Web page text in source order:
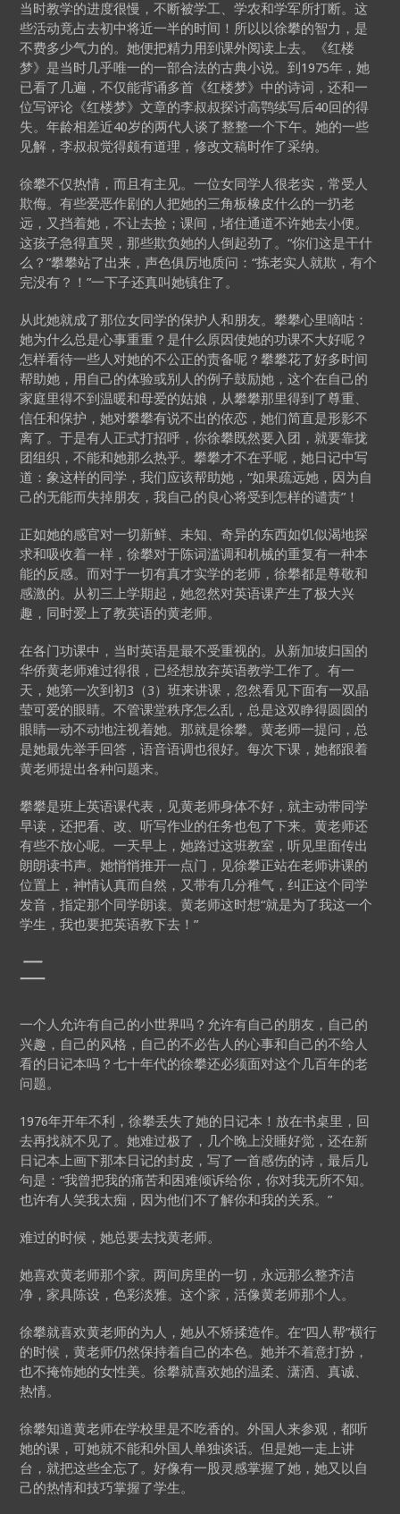
当时教学的进度很慢，不断被学工、学农和学军所打断。这
些活动竟占去初中将近一半的时间！所以以徐攀的智力，是
不费多少气力的。她便把精力用到课外阅读上去。《红楼
梦》是当时几乎唯一的一部合法的古典小说。到1975年，她
已看了几遍，不仅能背诵多首《红楼梦》中的诗词，还和一
位写评论《红楼梦》文章的李叔叔探讨高鹗续写后40回的得
失。年龄相差近40岁的两代人谈了整整一个下午。她的一些
见解，李叔叔觉得颇有道理，修改文稿时作了采纳。
徐攀不仅热情，而且有主见。一位女同学人很老实，常受人
欺侮。有些爱恶作剧的人把她的三角板橡皮什么的一扔老
远，又挡着她，不让去捡；课间，堵住通道不许她去小便。
这孩子急得直哭，那些欺负她的人倒起劲了。“你们这是干什
么？”攀攀站了出来，声色俱厉地质问：“拣老实人就欺，有个
完没有？！”一下子还真叫她镇住了。
从此她就成了那位女同学的保护人和朋友。攀攀心里嘀咕：
她为什么总是心事重重？是什么原因使她的功课不大好呢？
怎样看待一些人对她的不公正的责备呢？攀攀花了好多时间
帮助她，用自己的体验或别人的例子鼓励她，这个在自己的
家庭里得不到温暖和母爱的姑娘，从攀攀那里得到了尊重、
信任和保护，她对攀攀有说不出的依恋，她们简直是形影不
离了。于是有人正式打招呼，你徐攀既然要入团，就要靠拢
团组织，不能和她那么热乎。攀攀才不在乎呢，她日记中写
道：象这样的同学，我们应该帮助她，“如果疏远她，因为自
己的无能而失掉朋友，我自己的良心将受到怎样的谴责”！
正如她的感官对一切新鲜、未知、奇异的东西如饥似渴地探
求和吸收着一样，徐攀对于陈词滥调和机械的重复有一种本
能的反感。而对于一切有真才实学的老师，徐攀都是尊敬和
感激的。从初三上学期起，她忽然对英语课产生了极大兴
趣，同时爱上了教英语的黄老师。
在各门功课中，当时英语是最不受重视的。从新加坡归国的
华侨黄老师难过得很，已经想放弃英语教学工作了。有一
天，她第一次到初3（3）班来讲课，忽然看见下面有一双晶
莹可爱的眼睛。不管课堂秩序怎么乱，总是这双睁得圆圆的
眼睛一动不动地注视着她。那就是徐攀。黄老师一提问，总
是她最先举手回答，语音语调也很好。每次下课，她都跟着
黄老师提出各种问题来。
攀攀是班上英语课代表，见黄老师身体不好，就主动带同学
早读，还把看、改、听写作业的任务也包了下来。黄老师还
有些不放心呢。一天早上，她路过这班教室，听见里面传出
朗朗读书声。她悄悄推开一点门，见徐攀正站在老师讲课的
位置上，神情认真而自然，又带有几分稚气，纠正这个同学
发音，指定那个同学朗读。黄老师这时想“就是为了我这一个
学生，我也要把英语教下去！”
二
一个人允许有自己的小世界吗？允许有自己的朋友，自己的
兴趣，自己的风格，自己的不必告人的心事和自己的不给人
看的日记本吗？七十年代的徐攀还必须面对这个几百年的老
问题。
1976年开年不利，徐攀丢失了她的日记本！放在书桌里，回
去再找就不见了。她难过极了，几个晚上没睡好觉，还在新
日记本上画下那本日记的封皮，写了一首感伤的诗，最后几
句是：“我曾把我的痛苦和困难倾诉给你，你对我无所不知。
也许有人笑我太痴，因为他们不了解你和我的关系。”
难过的时候，她总要去找黄老师。
她喜欢黄老师那个家。两间房里的一切，永远那么整齐洁
净，家具陈设，色彩淡雅。这个家，活像黄老师那个人。
徐攀就喜欢黄老师的为人，她从不矫揉造作。在“四人帮”横行
的时候，黄老师仍然保持着自己的本色。她并不着意打扮，
也不掩饰她的女性美。徐攀就喜欢她的温柔、潇洒、真诚、
热情。
徐攀知道黄老师在学校里是不吃香的。外国人来参观，都听
她的课，可她就不能和外国人单独谈话。但是她一走上讲
台，就把这些全忘了。好像有一股灵感掌握了她，她又以自
己的热情和技巧掌握了学生。